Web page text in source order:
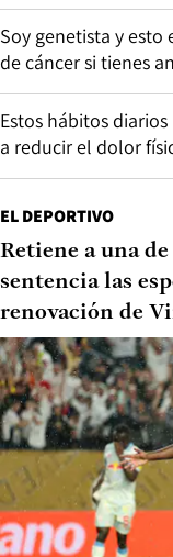
Soy genetista y esto
de cáncer si tienes
Estos hábitos
a reducir el dolor
EL DEPORTIVO
Retiene a una
sentencia las
renovación de